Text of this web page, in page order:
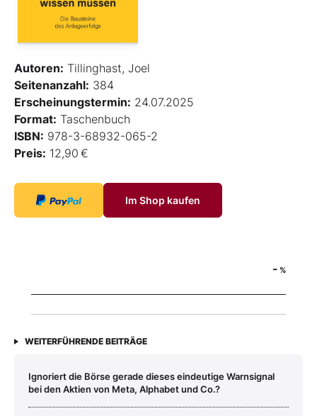
Autoren: Tillinghast, Joel
Seitenanzahl: 384
Erscheinungstermin: 24.07.2025
Format: Taschenbuch
ISBN: 978-3-68932-065-2
Preis: 12,90 €
Im Shop kaufen
- %
WEITERFÜHRENDE BEITRÄGE
Ignoriert die Börse gerade dieses eindeutige Warnsignal
bei den Aktien von Meta, Alphabet und Co.?